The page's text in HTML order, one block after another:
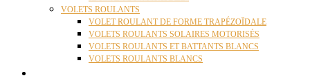
VOLETS ROULANTS
VOLET ROULANT DE FORME TRAPÉZOÏDALE
VOLETS ROULANTS SOLAIRES MOTORISÉS
VOLETS ROULANTS ET BATTANTS BLANCS
VOLETS ROULANTS BLANCS